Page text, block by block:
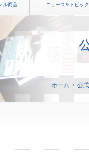
ル商品 ニュース＆トピック
ホーム 公